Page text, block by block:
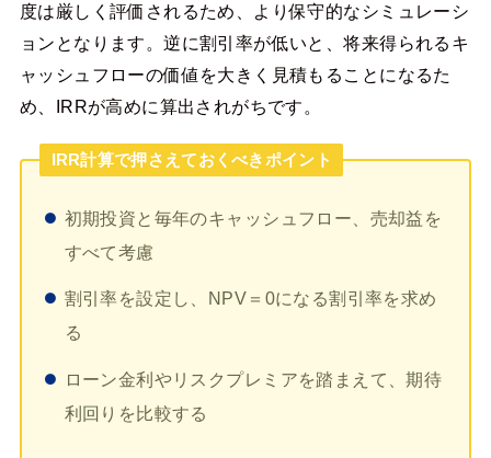
度は厳しく評価されるため、より保守的なシミュレーシ
ョンとなります。逆に割引率が低いと、将来得られるキ
ャッシュフローの価値を大きく見積もることになるた
め、IRRが高めに算出されがちです。
IRR計算で押さえておくべきポイント
初期投資と毎年のキャッシュフロー、売却益を
すべて考慮
割引率を設定し、NPV＝0になる割引率を求め
る
ローン金利やリスクプレミアを踏まえて、期待
利回りを比較する